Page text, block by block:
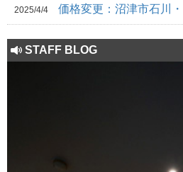
2025/4/4 価格変更：沼津市石川
STAFF BLOG